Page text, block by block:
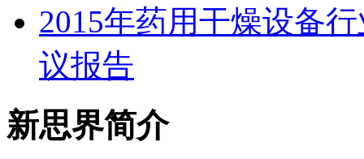
2015年药用干燥设备
议报告
新思界简介